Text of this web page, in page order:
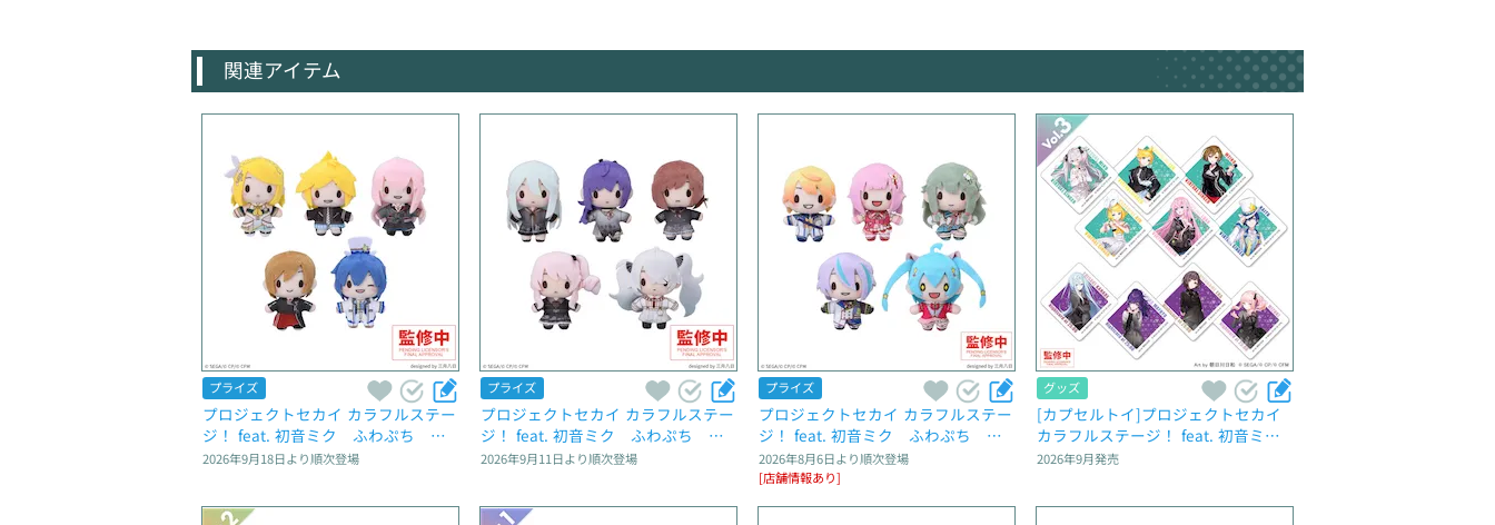
関連アイテム
プライズ
プロジェクトセカイ カラフルステー
ジ！ feat. 初音ミク　ふわぷち　マ
スコット“バーチャル・シンガー” ～
2026年9月18日より順次登場
プライズ
プロジェクトセカイ カラフルステー
ジ！ feat. 初音ミク　ふわぷち　マ
スコット“25時、ナイトコードで。”
2026年9月11日より順次登場
プライズ
プロジェクトセカイ カラフルステー
ジ！ feat. 初音ミク　ふわぷち　マ
スコット“ワンダーランズ× ショウ
タイム”～Brand New World～
2026年8月6日より順次登場
[店舗情報あり]
グッズ
[カプセルトイ]プロジェクトセカイ
カラフルステージ！ feat. 初音ミ
ク　カプセルアクリルマグネット
2026年9月発売